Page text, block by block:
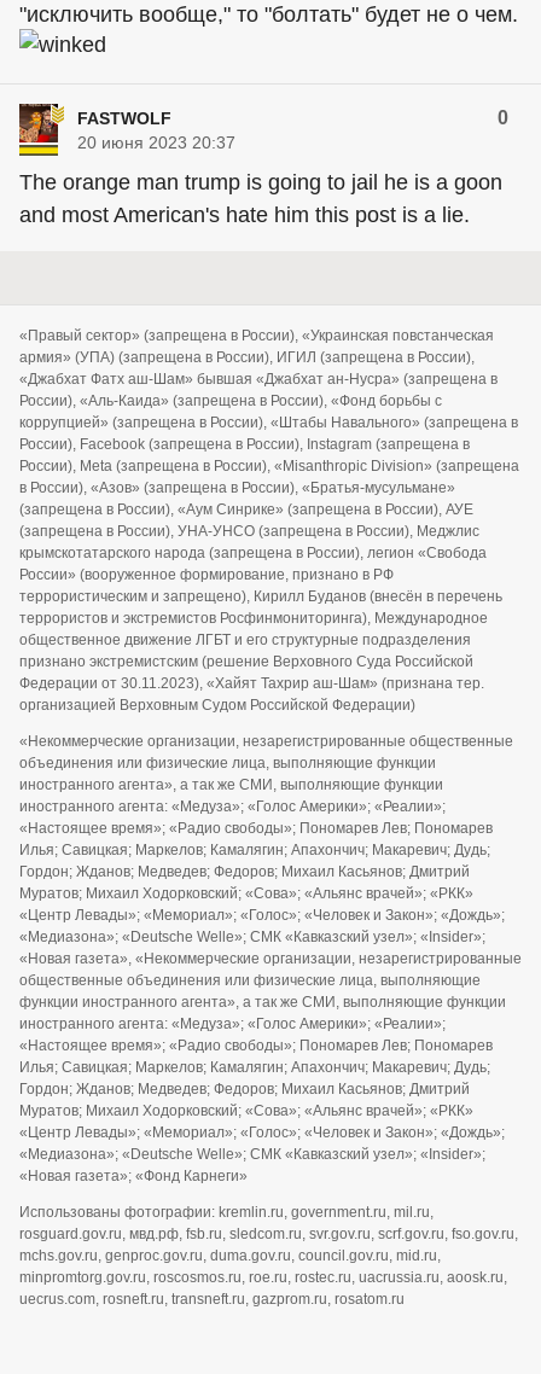
"исключить вообще," то "болтать" будет не о чем.
FASTWOLF 0
20 июня 2023 20:37
The orange man trump is going to jail he is a goon
and most American's hate him this post is a lie.
«Правый сектор» (запрещена в России), «Украинская повстанческая
армия» (УПА) (запрещена в России), ИГИЛ (запрещена в России),
«Джабхат Фатх аш-Шам» бывшая «Джабхат ан-Нусра» (запрещена в
России), «Аль-Каида» (запрещена в России), «Фонд борьбы с
коррупцией» (запрещена в России), «Штабы Навального» (запрещена в
России), Facebook (запрещена в России), Instagram (запрещена в
России), Meta (запрещена в России), «Misanthropic Division» (запрещена
в России), «Азов» (запрещена в России), «Братья-мусульмане»
(запрещена в России), «Аум Синрике» (запрещена в России), АУЕ
(запрещена в России), УНА-УНСО (запрещена в России), Меджлис
крымскотатарского народа (запрещена в России), легион «Свобода
России» (вооруженное формирование, признано в РФ
террористическим и запрещено), Кирилл Буданов (внесён в перечень
террористов и экстремистов Росфинмониторинга), Международное
общественное движение ЛГБТ и его структурные подразделения
признано экстремистским (решение Верховного Суда Российской
Федерации от 30.11.2023), «Хайят Тахрир аш-Шам» (признана тер.
организацией Верховным Судом Российской Федерации)
«Некоммерческие организации, незарегистрированные общественные
объединения или физические лица, выполняющие функции
иностранного агента», а так же СМИ, выполняющие функции
иностранного агента: «Медуза»; «Голос Америки»; «Реалии»;
«Настоящее время»; «Радио свободы»; Пономарев Лев; Пономарев
Илья; Савицкая; Маркелов; Камалягин; Апахончич; Макаревич; Дудь;
Гордон; Жданов; Медведев; Федоров; Михаил Касьянов; Дмитрий
Муратов; Михаил Ходорковский; «Сова»; «Альянс врачей»; «РКК»
«Центр Левады»; «Мемориал»; «Голос»; «Человек и Закон»; «Дождь»;
«Медиазона»; «Deutsche Welle»; СМК «Кавказский узел»; «Insider»;
«Новая газета», «Некоммерческие организации, незарегистрированные
общественные объединения или физические лица, выполняющие
функции иностранного агента», а так же СМИ, выполняющие функции
иностранного агента: «Медуза»; «Голос Америки»; «Реалии»;
«Настоящее время»; «Радио свободы»; Пономарев Лев; Пономарев
Илья; Савицкая; Маркелов; Камалягин; Апахончич; Макаревич; Дудь;
Гордон; Жданов; Медведев; Федоров; Михаил Касьянов; Дмитрий
Муратов; Михаил Ходорковский; «Сова»; «Альянс врачей»; «РКК»
«Центр Левады»; «Мемориал»; «Голос»; «Человек и Закон»; «Дождь»;
«Медиазона»; «Deutsche Welle»; СМК «Кавказский узел»; «Insider»;
«Новая газета»; «Фонд Карнеги»
Использованы фотографии: kremlin.ru, government.ru, mil.ru,
rosguard.gov.ru, мвд.рф, fsb.ru, sledcom.ru, svr.gov.ru, scrf.gov.ru, fso.gov.ru,
mchs.gov.ru, genproc.gov.ru, duma.gov.ru, council.gov.ru, mid.ru,
minpromtorg.gov.ru, roscosmos.ru, roe.ru, rostec.ru, uacrussia.ru, aoosk.ru,
uecrus.com, rosneft.ru, transneft.ru, gazprom.ru, rosatom.ru